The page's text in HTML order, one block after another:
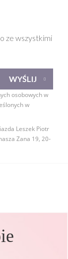
ze wszystkimi
osobowych w
w
Leszek Piotr
Zana 19, 20-